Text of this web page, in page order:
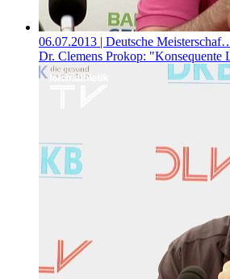
06.07.2013 | Deutsche
Dr. Clemens Prokop: "Konsequente